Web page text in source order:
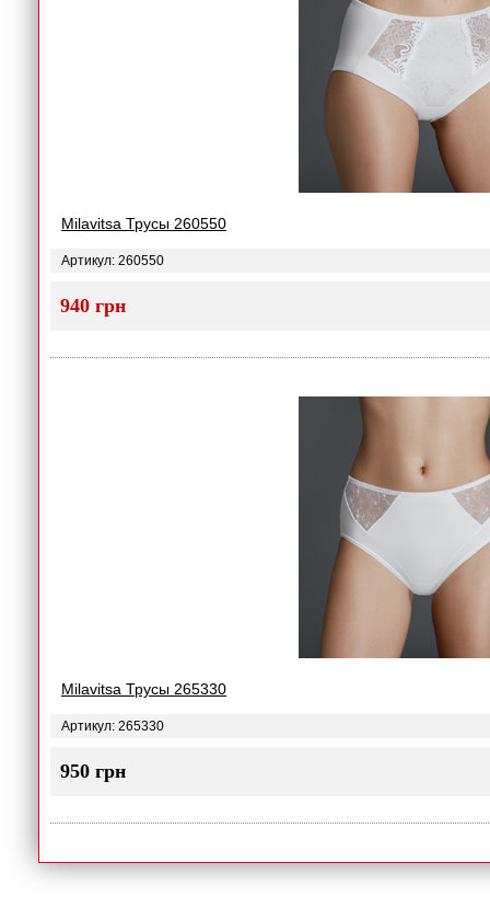
Milavitsa Трусы 260550
Артикул: 260550
940 грн
Milavitsa Трусы 265330
Артикул: 265330
950 грн